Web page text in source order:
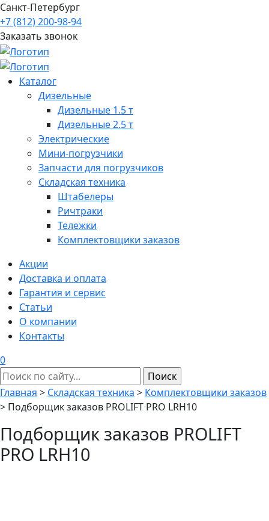
Санкт-Петербург
+7 (812) 200-98-94
Заказать звонок
Каталог
Дизельные
Дизельные 1.5 т
Дизельные 2.5 т
Электрические
Мини-погрузчики
Запчасти для погрузчиков
Складская техника
Штабелеры
Ричтраки
Тележки
Комплектовщики заказов
Акции
Доставка и оплата
Гарантия и сервис
Статьи
О компании
Контакты
0
Главная > Складская техника > Комплектовщики заказов
> Подборщик заказов PROLIFT PRO LRH10
Подборщик заказов PROLIFT
PRO LRH10